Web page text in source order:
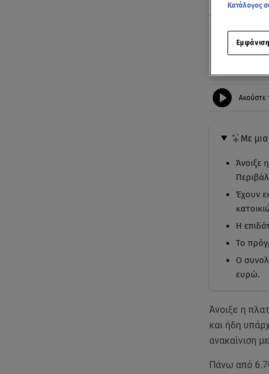
Ακούστε
Με
Άνοιξε
Έχουν
Η
Το
Ο
ευρώ.
Άνοιξε η
και ήδη
ανακαίνιση
Πάνω από
Κατάλογος